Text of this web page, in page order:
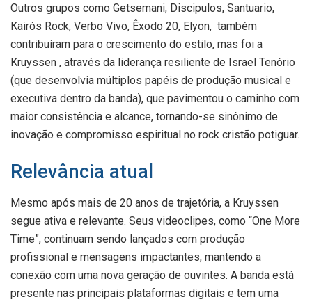
Outros grupos como Getsemani, Discipulos, Santuario,
Kairós Rock, Verbo Vivo, Êxodo 20, Elyon, também
contribuíram para o crescimento do estilo, mas foi a
Kruyssen , através da liderança resiliente de Israel Tenório
(que desenvolvia múltiplos papéis de produção musical e
executiva dentro da banda), que pavimentou o caminho com
maior consistência e alcance, tornando-se sinônimo de
inovação e compromisso espiritual no rock cristão potiguar.
Relevância atual
Mesmo após mais de 20 anos de trajetória, a Kruyssen
segue ativa e relevante. Seus videoclipes, como “One More
Time”, continuam sendo lançados com produção
profissional e mensagens impactantes, mantendo a
conexão com uma nova geração de ouvintes. A banda está
presente nas principais plataformas digitais e tem uma